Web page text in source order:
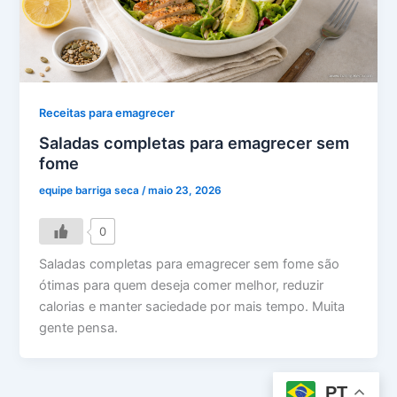
Receitas para emagrecer
Saladas completas para emagrecer sem
fome
equipe barriga seca/maio 23, 2026
0
Saladas completas para emagrecer sem fome são
ótimas para quem deseja comer melhor, reduzir
calorias e manter saciedade por mais tempo. Muita
gente pensa.
PT